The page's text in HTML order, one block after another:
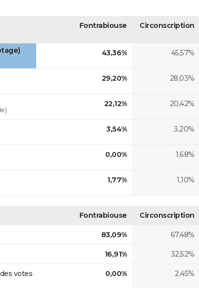
Fontrabiouse Circonscription
43,36% 45,57%
29,20% 28,03%
22,12% 20,42%
3,54% 3,20%
0,00% 1,68%
1,77% 1,10%
Fontrabiouse Circonscription
83,09% 67,48%
16,91% 32,52%
votes
0,00% 2,45%